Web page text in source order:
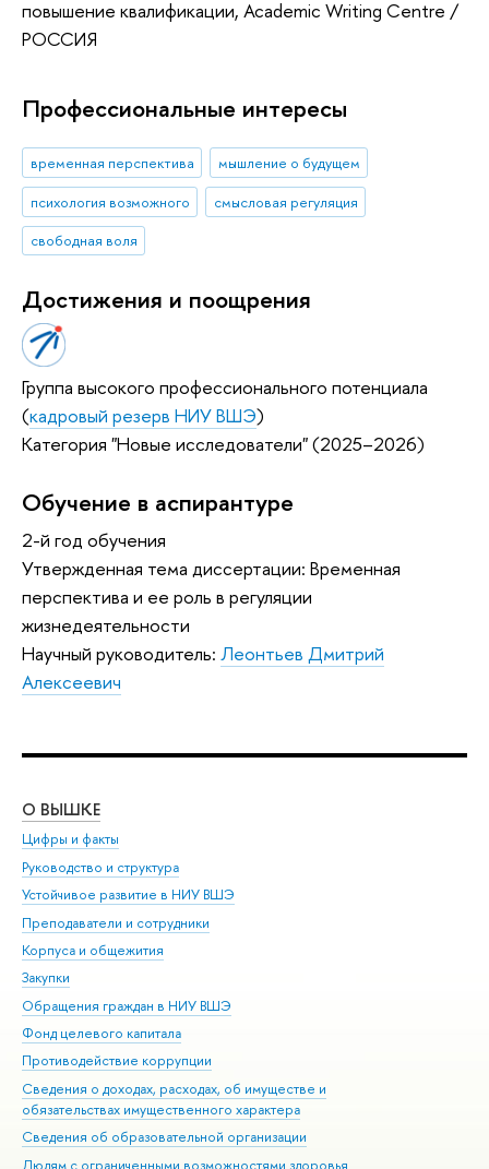
повышение квалификации, Academic Writing Centre /
РОССИЯ
Профессиональные интересы
временная перспектива
мышление о будущем
психология возможного
смысловая регуляция
свободная воля
Достижения и поощрения
Группа высокого профессионального потенциала
(кадровый резерв НИУ ВШЭ)
Категория "Новые исследователи" (2025–2026)
Обучение в аспирантуре
2-й год обучения
Утвержденная тема диссертации: Временная
перспектива и ее роль в регуляции
жизнедеятельности
Научный руководитель: Леонтьев Дмитрий
Алексеевич
О ВЫШКЕ
Цифры и факты
Руководство и структура
Устойчивое развитие в НИУ ВШЭ
Преподаватели и сотрудники
Корпуса и общежития
Закупки
Обращения граждан в НИУ ВШЭ
Фонд целевого капитала
Противодействие коррупции
Сведения о доходах, расходах, об имуществе и
обязательствах имущественного характера
Сведения об образовательной организации
Людям с ограниченными возможностями здоровья